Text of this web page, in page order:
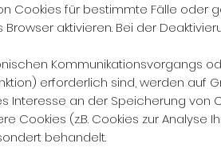
Cookies für bestimmte Fälle
aktivieren. Bei der
Kommunikationsvorgangs
erforderlich sind, werden auf
Interesse an der Speicherung von
Cookies (z.B. Cookies zur
behandelt.